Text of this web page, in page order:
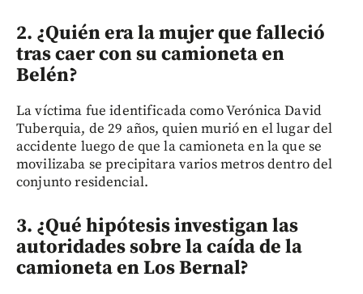
2. ¿Quién era la mujer que falleció
tras caer con su camioneta en
Belén?
La víctima fue identificada como Verónica David
Tuberquia, de 29 años, quien murió en el lugar del
accidente luego de que la camioneta en la que se
movilizaba se precipitara varios metros dentro del
conjunto residencial.
3. ¿Qué hipótesis investigan las
autoridades sobre la caída de la
camioneta en Los Bernal?